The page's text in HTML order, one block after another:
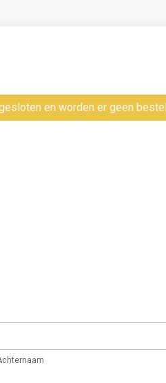
en worden er geen